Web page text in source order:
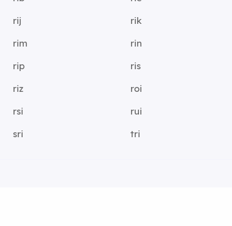
rij
rik
rim
rin
rip
ris
riz
roi
rsi
rui
sri tri